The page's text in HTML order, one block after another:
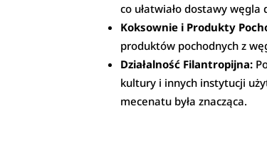
co ułatwiało dostawy
Koksownie i Produkty
produktów pochodnych z
Działalność Filantropijna:
kultury i innych instytucji
mecenatu była znacząca.